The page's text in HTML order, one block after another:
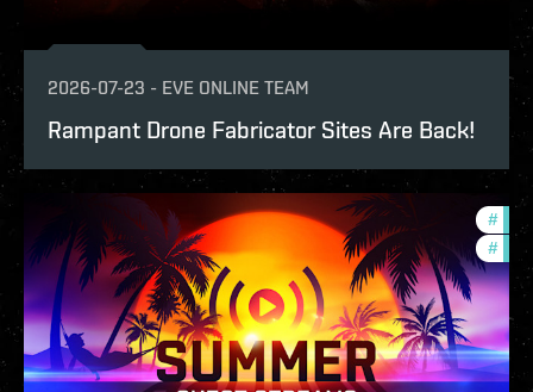
2026-07-23 - EVE ONLINE TEAM
Rampant Drone Fabricator Sites Are Back!
#
#